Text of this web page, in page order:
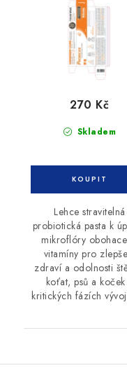
Skladem
270 Kč
Lehce stravitelná
probiotická pasta k
mikroflóry
vitamíny pro
zdraví a odolnosti
koťat, psů a
kritických fázích